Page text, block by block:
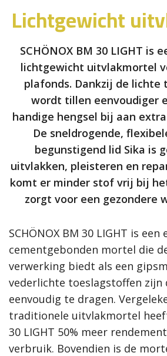
Lichtgewicht
SCHÖNOX BM 30 LIGHT is
lichtgewicht uitvlakmortel
plafonds. Dankzij de lichte
wordt tillen eenvoudiger
handige hengsel bij aan
De sneldrogende,
begunstigend lid Sika is
uitvlakken, pleisteren en
komt er minder stof vrij bij
zorgt voor een gezondere
SCHÖNOX BM 30 LIGHT is
cementgebonden mortel die
verwerking biedt als een
vederlichte toeslagstoffen zijn
eenvoudig te dragen.
traditionele uitvlakmortel heeft
30 LIGHT 50% meer
verbruik. Bovendien is de